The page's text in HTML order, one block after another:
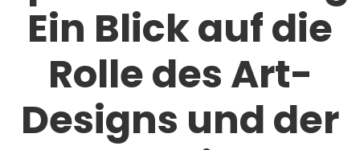
Ein Blick auf die
Rolle des Art-
Designs und der